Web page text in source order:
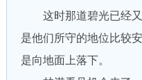
这时那道碧光已经又
是他们所守的地位比较
是向地面上落下。